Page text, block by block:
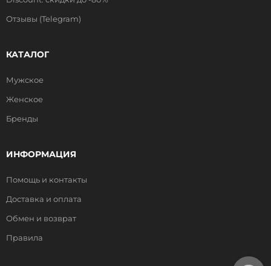
Отзывы (Telegram)
КАТАЛОГ
Мужское
Женское
Бренды
ИНФОРМАЦИЯ
Помощь и контакты
Доставка и оплата
Обмен и возврат
Правила